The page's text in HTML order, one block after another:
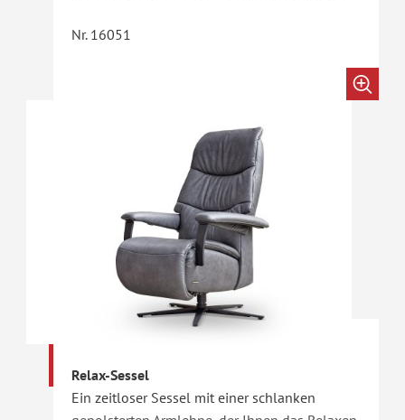
Nr. 16051
Relax-Sessel
Ein zeitloser Sessel mit einer schlanken